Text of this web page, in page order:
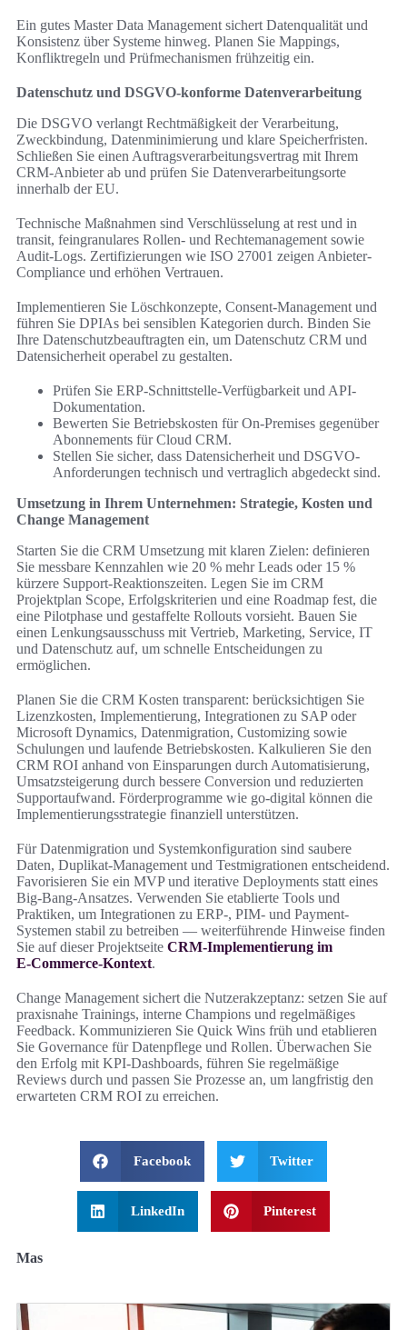
Ein gutes Master Data Management sichert Datenqualität und
Konsistenz über Systeme hinweg. Planen Sie Mappings,
Konfliktregeln und Prüfmechanismen frühzeitig ein.
Datenschutz und DSGVO-konforme Datenverarbeitung
Die DSGVO verlangt Rechtmäßigkeit der Verarbeitung,
Zweckbindung, Datenminimierung und klare Speicherfristen.
Schließen Sie einen Auftragsverarbeitungsvertrag mit Ihrem
CRM-Anbieter ab und prüfen Sie Datenverarbeitungsorte
innerhalb der EU.
Technische Maßnahmen sind Verschlüsselung at rest und in
transit, feingranulares Rollen- und Rechtemanagement sowie
Audit-Logs. Zertifizierungen wie ISO 27001 zeigen Anbieter-
Compliance und erhöhen Vertrauen.
Implementieren Sie Löschkonzepte, Consent-Management und
führen Sie DPIAs bei sensiblen Kategorien durch. Binden Sie
Ihre Datenschutzbeauftragten ein, um Datenschutz CRM und
Datensicherheit operabel zu gestalten.
Prüfen Sie ERP-Schnittstelle-Verfügbarkeit und API-
Dokumentation.
Bewerten Sie Betriebskosten für On-Premises gegenüber
Abonnements für Cloud CRM.
Stellen Sie sicher, dass Datensicherheit und DSGVO-
Anforderungen technisch und vertraglich abgedeckt sind.
Umsetzung in Ihrem Unternehmen: Strategie, Kosten und
Change Management
Starten Sie die CRM Umsetzung mit klaren Zielen: definieren
Sie messbare Kennzahlen wie 20 % mehr Leads oder 15 %
kürzere Support-Reaktionszeiten. Legen Sie im CRM
Projektplan Scope, Erfolgskriterien und eine Roadmap fest, die
eine Pilotphase und gestaffelte Rollouts vorsieht. Bauen Sie
einen Lenkungsausschuss mit Vertrieb, Marketing, Service, IT
und Datenschutz auf, um schnelle Entscheidungen zu
ermöglichen.
Planen Sie die CRM Kosten transparent: berücksichtigen Sie
Lizenzkosten, Implementierung, Integrationen zu SAP oder
Microsoft Dynamics, Datenmigration, Customizing sowie
Schulungen und laufende Betriebskosten. Kalkulieren Sie den
CRM ROI anhand von Einsparungen durch Automatisierung,
Umsatzsteigerung durch bessere Conversion und reduzierten
Supportaufwand. Förderprogramme wie go-digital können die
Implementierungsstrategie finanziell unterstützen.
Für Datenmigration und Systemkonfiguration sind saubere
Daten, Duplikat-Management und Testmigrationen entscheidend.
Favorisieren Sie ein MVP und iterative Deployments statt eines
Big-Bang-Ansatzes. Verwenden Sie etablierte Tools und
Praktiken, um Integrationen zu ERP-, PIM- und Payment-
Systemen stabil zu betreiben — weiterführende Hinweise finden
Sie auf dieser Projektseite CRM-Implementierung im
E‑Commerce-Kontext.
Change Management sichert die Nutzerakzeptanz: setzen Sie auf
praxisnahe Trainings, interne Champions und regelmäßiges
Feedback. Kommunizieren Sie Quick Wins früh und etablieren
Sie Governance für Datenpflege und Rollen. Überwachen Sie
den Erfolg mit KPI-Dashboards, führen Sie regelmäßige
Reviews durch und passen Sie Prozesse an, um langfristig den
erwarteten CRM ROI zu erreichen.
Facebook Twitter
LinkedIn Pinterest
Mas